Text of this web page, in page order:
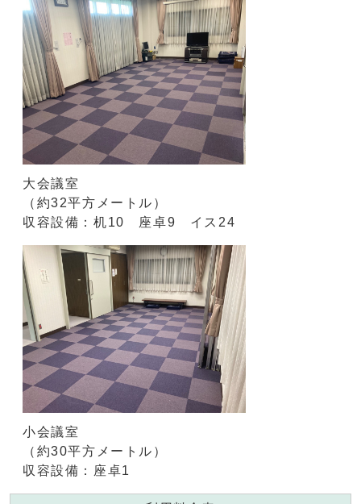
大会議室
（約32平方メートル）
収容設備：机10 座卓9 イス24
小会議室
（約30平方メートル）
収容設備：座卓1